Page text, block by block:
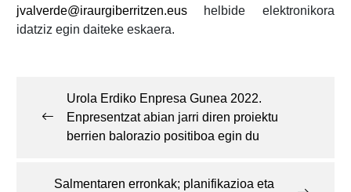
jvalverde@iraurgiberritzen.eushelbide elektronikora
idatziz egin daiteke eskaera.
Urola Erdiko Enpresa Gunea 2022.
Enpresentzat abian jarri diren proiektu
berrien balorazio positiboa egin du
Salmentaren erronkak; planifikazioa eta